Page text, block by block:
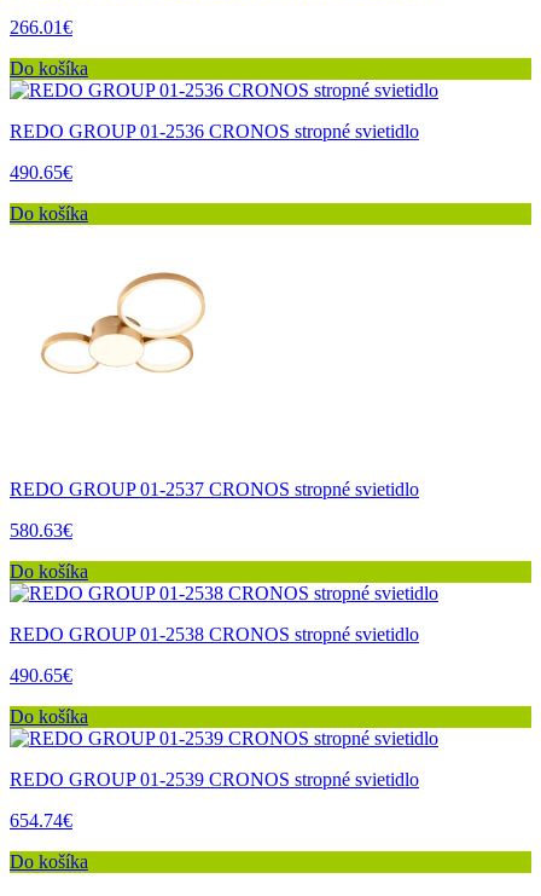
266.01€
Do košíka
REDO GROUP 01-2536 CRONOS stropné svietidlo
490.65€
Do košíka
REDO GROUP 01-2537 CRONOS stropné svietidlo
580.63€
Do košíka
REDO GROUP 01-2538 CRONOS stropné svietidlo
490.65€
Do košíka
REDO GROUP 01-2539 CRONOS stropné svietidlo
654.74€
Do košíka